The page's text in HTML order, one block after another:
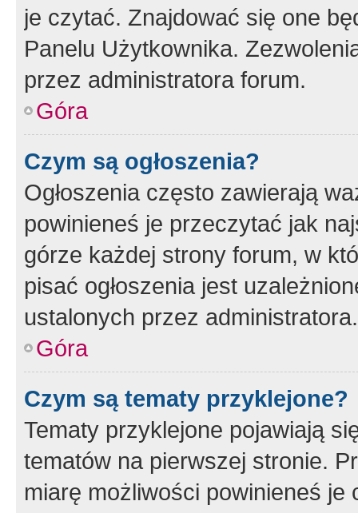
je czytać. Znajdować się one
Panelu Użytkownika.
przez administratora forum.
Góra
Czym są ogłoszenia?
Ogłoszenia często zawierają
powinieneś je przeczytać jak
górze każdej strony forum, w
pisać ogłoszenia jest
ustalonych przez administratora.
Góra
Czym są tematy przyklejone?
Tematy przyklejone pojawiają
tematów na pierwszej stronie.
miarę możliwości powinieneś je